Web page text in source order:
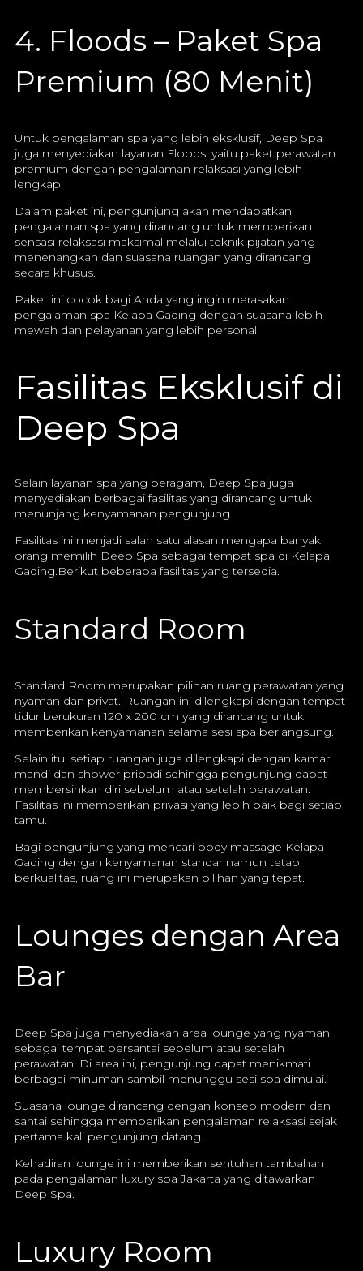
4. Floods – Paket Spa
Premium (80 Menit)
Untuk pengalaman spa yang lebih eksklusif, Deep Spa
juga menyediakan layanan Floods, yaitu paket perawatan
premium dengan pengalaman relaksasi yang lebih
lengkap.
Dalam paket ini, pengunjung akan mendapatkan
pengalaman spa yang dirancang untuk memberikan
sensasi relaksasi maksimal melalui teknik pijatan yang
menenangkan dan suasana ruangan yang dirancang
secara khusus.
Paket ini cocok bagi Anda yang ingin merasakan
pengalaman spa Kelapa Gading dengan suasana lebih
mewah dan pelayanan yang lebih personal.
Fasilitas Eksklusif di
Deep Spa
Selain layanan spa yang beragam, Deep Spa juga
menyediakan berbagai fasilitas yang dirancang untuk
menunjang kenyamanan pengunjung.
Fasilitas ini menjadi salah satu alasan mengapa banyak
orang memilih Deep Spa sebagai tempat spa di Kelapa
Gading.Berikut beberapa fasilitas yang tersedia.
Standard Room
Standard Room merupakan pilihan ruang perawatan yang
nyaman dan privat. Ruangan ini dilengkapi dengan tempat
tidur berukuran 120 x 200 cm yang dirancang untuk
memberikan kenyamanan selama sesi spa berlangsung.
Selain itu, setiap ruangan juga dilengkapi dengan kamar
mandi dan shower pribadi sehingga pengunjung dapat
membersihkan diri sebelum atau setelah perawatan.
Fasilitas ini memberikan privasi yang lebih baik bagi setiap
tamu.
Bagi pengunjung yang mencari body massage Kelapa
Gading dengan kenyamanan standar namun tetap
berkualitas, ruang ini merupakan pilihan yang tepat.
Lounges dengan Area
Bar
Deep Spa juga menyediakan area lounge yang nyaman
sebagai tempat bersantai sebelum atau setelah
perawatan. Di area ini, pengunjung dapat menikmati
berbagai minuman sambil menunggu sesi spa dimulai.
Suasana lounge dirancang dengan konsep modern dan
santai sehingga memberikan pengalaman relaksasi sejak
pertama kali pengunjung datang.
Kehadiran lounge ini memberikan sentuhan tambahan
pada pengalaman luxury spa Jakarta yang ditawarkan
Deep Spa.
Luxury Room